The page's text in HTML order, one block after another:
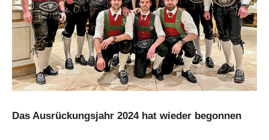
Das Ausrückungsjahr 2024 hat wieder begonnen